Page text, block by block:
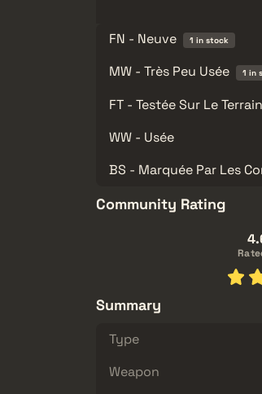
FN - Neuve 1 in stock
MW - Très Peu Usée
1 in
FT - Testée Sur Le Terrain
WW - Usée
BS - Marquée Par Les
Community Rating
Summary
Type
Weapon